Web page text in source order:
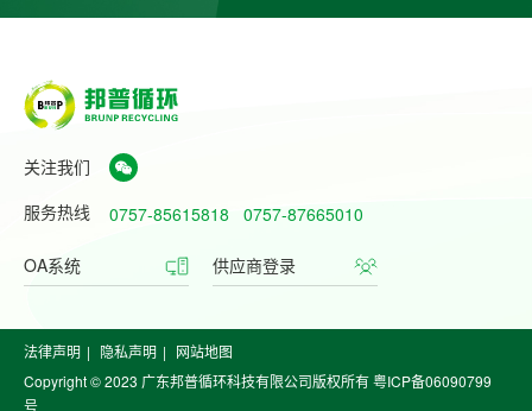
关注我们
服务热线
0757-85615818 0757-87665010
OA系统 供应商登录
Copyright © 2023 广东邦普循环科技有限公司版权所有粤ICP备06090799
号
法律声明 | 隐私声明 | 网站地图